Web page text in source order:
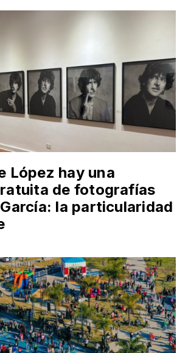
López hay una
de fotografías
la particularidad